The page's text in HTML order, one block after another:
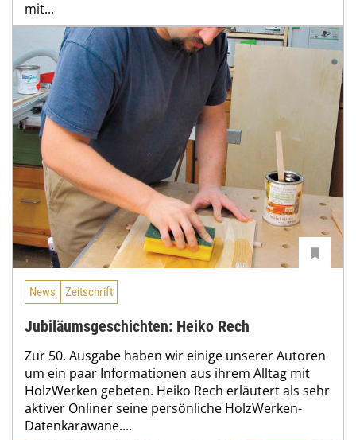
mit...
News Zeitschrift
Jubiläumsgeschichten: Heiko Rech
Zur 50. Ausgabe haben wir einige unserer Autoren
um ein paar Informationen aus ihrem Alltag mit
HolzWerken gebeten. Heiko Rech erläutert als sehr
aktiver Onliner seine persönliche HolzWerken-
Datenkarawane....